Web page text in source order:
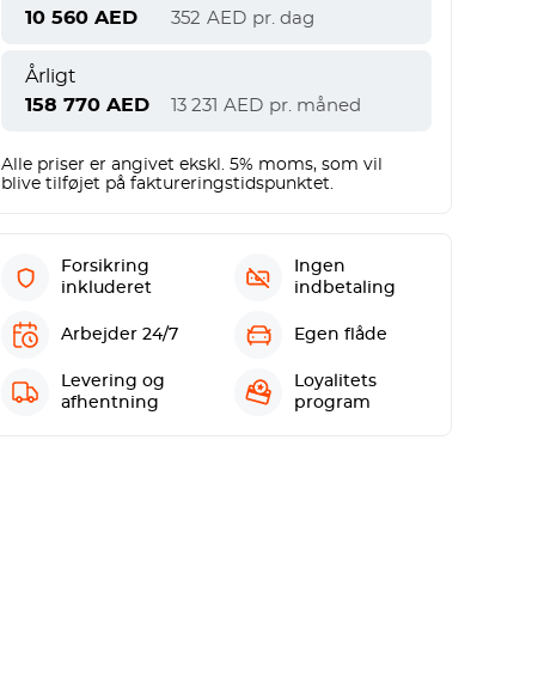
10 560 AED 352 AED pr. dag
Årligt
158 770 AED 13 231 AED pr. måned
Alle priser er angivet ekskl. 5% moms, som vil
blive tilføjet på faktureringstidspunktet.
Forsikring
inkluderet
Ingen
indbetaling
Arbejder 24/7 Egen flåde
Levering og
afhentning
Loyalitets
program